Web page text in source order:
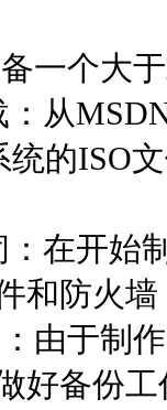
一个大
从
统的ISO
：在开始
和防火
由于制
好备份工